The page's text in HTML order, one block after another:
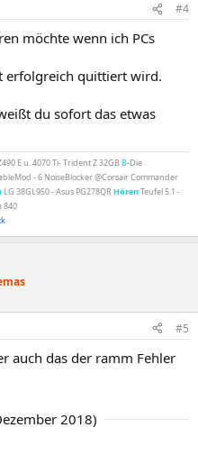
#4
möchte wenn ich PCs
erfolgreich quittiert wird.
du sofort das etwas
E u. 4070 Ti- Trident Z 32GBB-Die
- 6 NoiseBlocker @Corsair Commander
LG 38GL950 - Asus PG278QRHörenTeufel 5.1 -
840
#5
auch das der ramm Fehler
2018)